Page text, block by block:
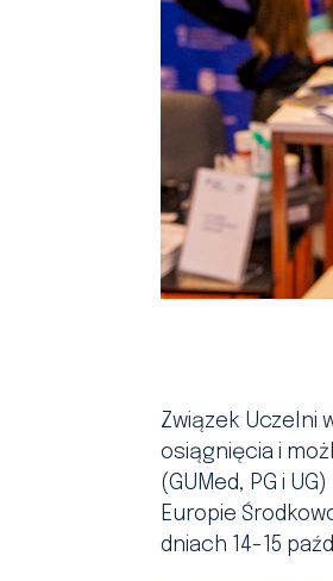
Związek Uczelni
osiągnięcia i
(GUMed, PG i
Europie
dniach 14-15